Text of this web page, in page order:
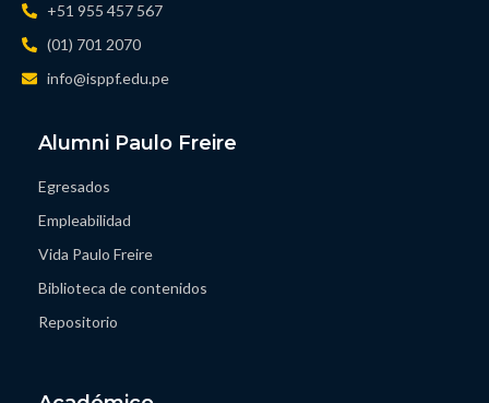
+51 955 457 567
(01) 701 2070
info@isppf.edu.pe
Alumni Paulo Freire
Egresados
Empleabilidad
Vida Paulo Freire
Biblioteca de contenidos
Repositorio